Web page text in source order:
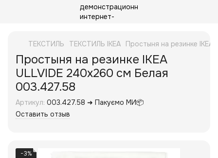
ТЕКСТИЛЬ ТЕКСТИЛЬ IKEA Простыня на резинке
Простыня на резинке IKEA
ULLVIDE 240х260 см Белая
003.427.58
Артикул: 003.427.58 ➜ Пакуємо МИ📦
Оставить отзыв
−3%